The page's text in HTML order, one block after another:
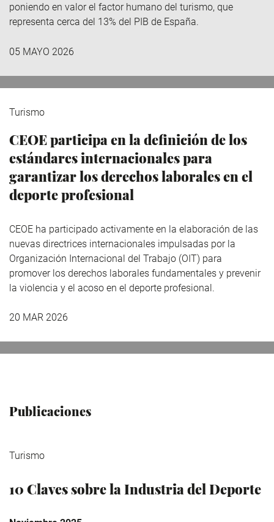
poniendo en valor el factor humano del turismo, que
representa cerca del 13% del PIB de España.
05 MAYO 2026
Turismo
CEOE participa en la definición de los
estándares internacionales para
garantizar los derechos laborales en el
deporte profesional
CEOE ha participado activamente en la elaboración de las
nuevas directrices internacionales impulsadas por la
Organización Internacional del Trabajo (OIT) para
promover los derechos laborales fundamentales y prevenir
la violencia y el acoso en el deporte profesional.
20 MAR 2026
Publicaciones
Turismo
10 Claves sobre la Industria del Deporte